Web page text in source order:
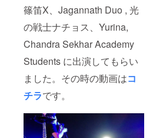
篠笛X、Jagannath Duo , 光
の戦士ナチョス、Yurina,
Chandra Sekhar Academy
Students に出演してもらい
ました。その時の動画はコ
チラです。